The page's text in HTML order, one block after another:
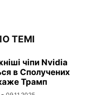
ТЕМІ
чіпи Nvidia
в Сполучених
Трамп